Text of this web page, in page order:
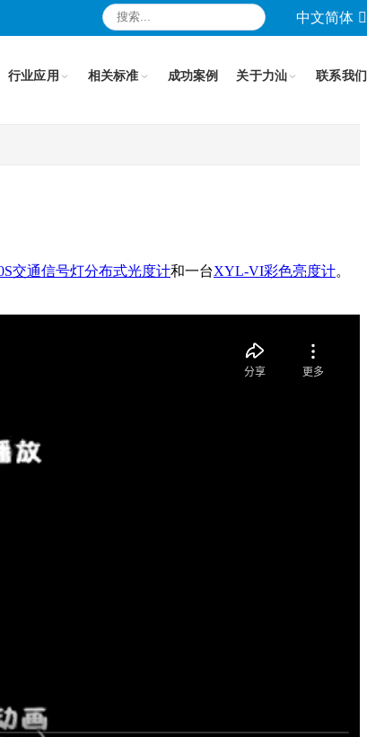
中文简体
行业应用 相关标准 成功案例 关于力汕 联系我们
交通信号灯分布式光度计和一台XYL-VI彩色亮度计。